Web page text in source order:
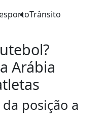
Trânsito
Arábia
posição a